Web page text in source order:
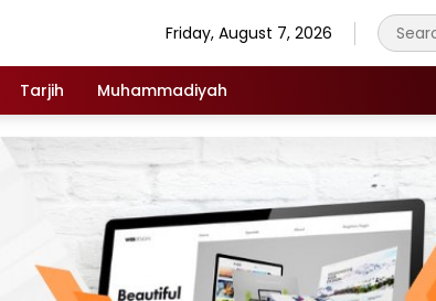
Friday, August 7, 2026
Tarjih Muhammadiyah